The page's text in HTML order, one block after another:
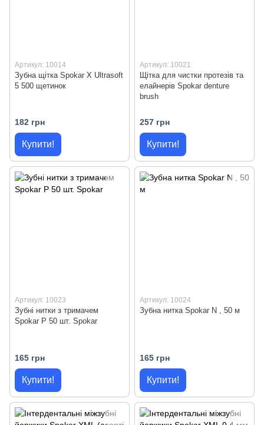
Артикул: 10014
Зубна щітка Spokar X Ultrasoft
5 500 щетинок
182 грн
Купити!
Артикул: 10021
Щітка для чистки протезів та
елайнерів Spokar denture
brush
257 грн
Купити!
Артикул: 10023
Зубні нитки з тримачем
Spokar Р 50 шт. Spokar
165 грн
Купити!
Артикул: 10024
Зубна нитка Spokar N , 50 м
165 грн
Купити!